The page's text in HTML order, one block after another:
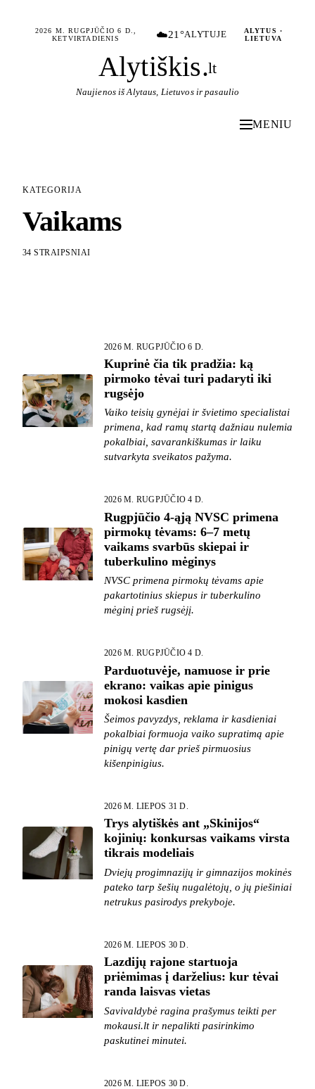
2026 M. RUGPJŪČIO 6 D.,
KETVIRTADIENIS
☁️21°ALYTUJE
ALYTUS ·
LIETUVA
Alytiškis.lt
Naujienos iš Alytaus, Lietuvos ir pasaulio
MENIU
KATEGORIJA
Vaikams
34 STRAIPSNIAI
2026 M. RUGPJŪČIO 6 D.
Kuprinė čia tik pradžia: ką
pirmoko tėvai turi padaryti iki
rugsėjo
Vaiko teisių gynėjai ir švietimo specialistai
primena, kad ramų startą dažniau nulemia
pokalbiai, savarankiškumas ir laiku
sutvarkyta sveikatos pažyma.
2026 M. RUGPJŪČIO 4 D.
Rugpjūčio 4-ąją NVSC primena
pirmokų tėvams: 6–7 metų
vaikams svarbūs skiepai ir
tuberkulino mėginys
NVSC primena pirmokų tėvams apie
pakartotinius skiepus ir tuberkulino
mėginį prieš rugsėjį.
2026 M. RUGPJŪČIO 4 D.
Parduotuvėje, namuose ir prie
ekrano: vaikas apie pinigus
mokosi kasdien
Šeimos pavyzdys, reklama ir kasdieniai
pokalbiai formuoja vaiko supratimą apie
pinigų vertę dar prieš pirmuosius
kišenpinigius.
2026 M. LIEPOS 31 D.
Trys alytiškės ant „Skinijos“
kojinių: konkursas vaikams virsta
tikrais modeliais
Dviejų progimnazijų ir gimnazijos mokinės
pateko tarp šešių nugalėtojų, o jų piešiniai
netrukus pasirodys prekyboje.
2026 M. LIEPOS 30 D.
Lazdijų rajone startuoja
priėmimas į darželius: kur tėvai
randa laisvas vietas
Savivaldybė ragina prašymus teikti per
mokausi.lt ir nepalikti pasirinkimo
paskutinei minutei.
2026 M. LIEPOS 30 D.